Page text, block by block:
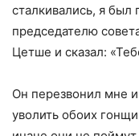
сталкивались, я был
председателю
Цетше и сказал:
Он перезвонил мне
уволить обоих